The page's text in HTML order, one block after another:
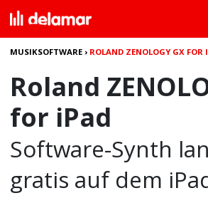
MUSIKSOFTWARE › ROLAND ZENOLOGY GX FOR
Roland
for iPad
Software-Synth
gratis auf dem